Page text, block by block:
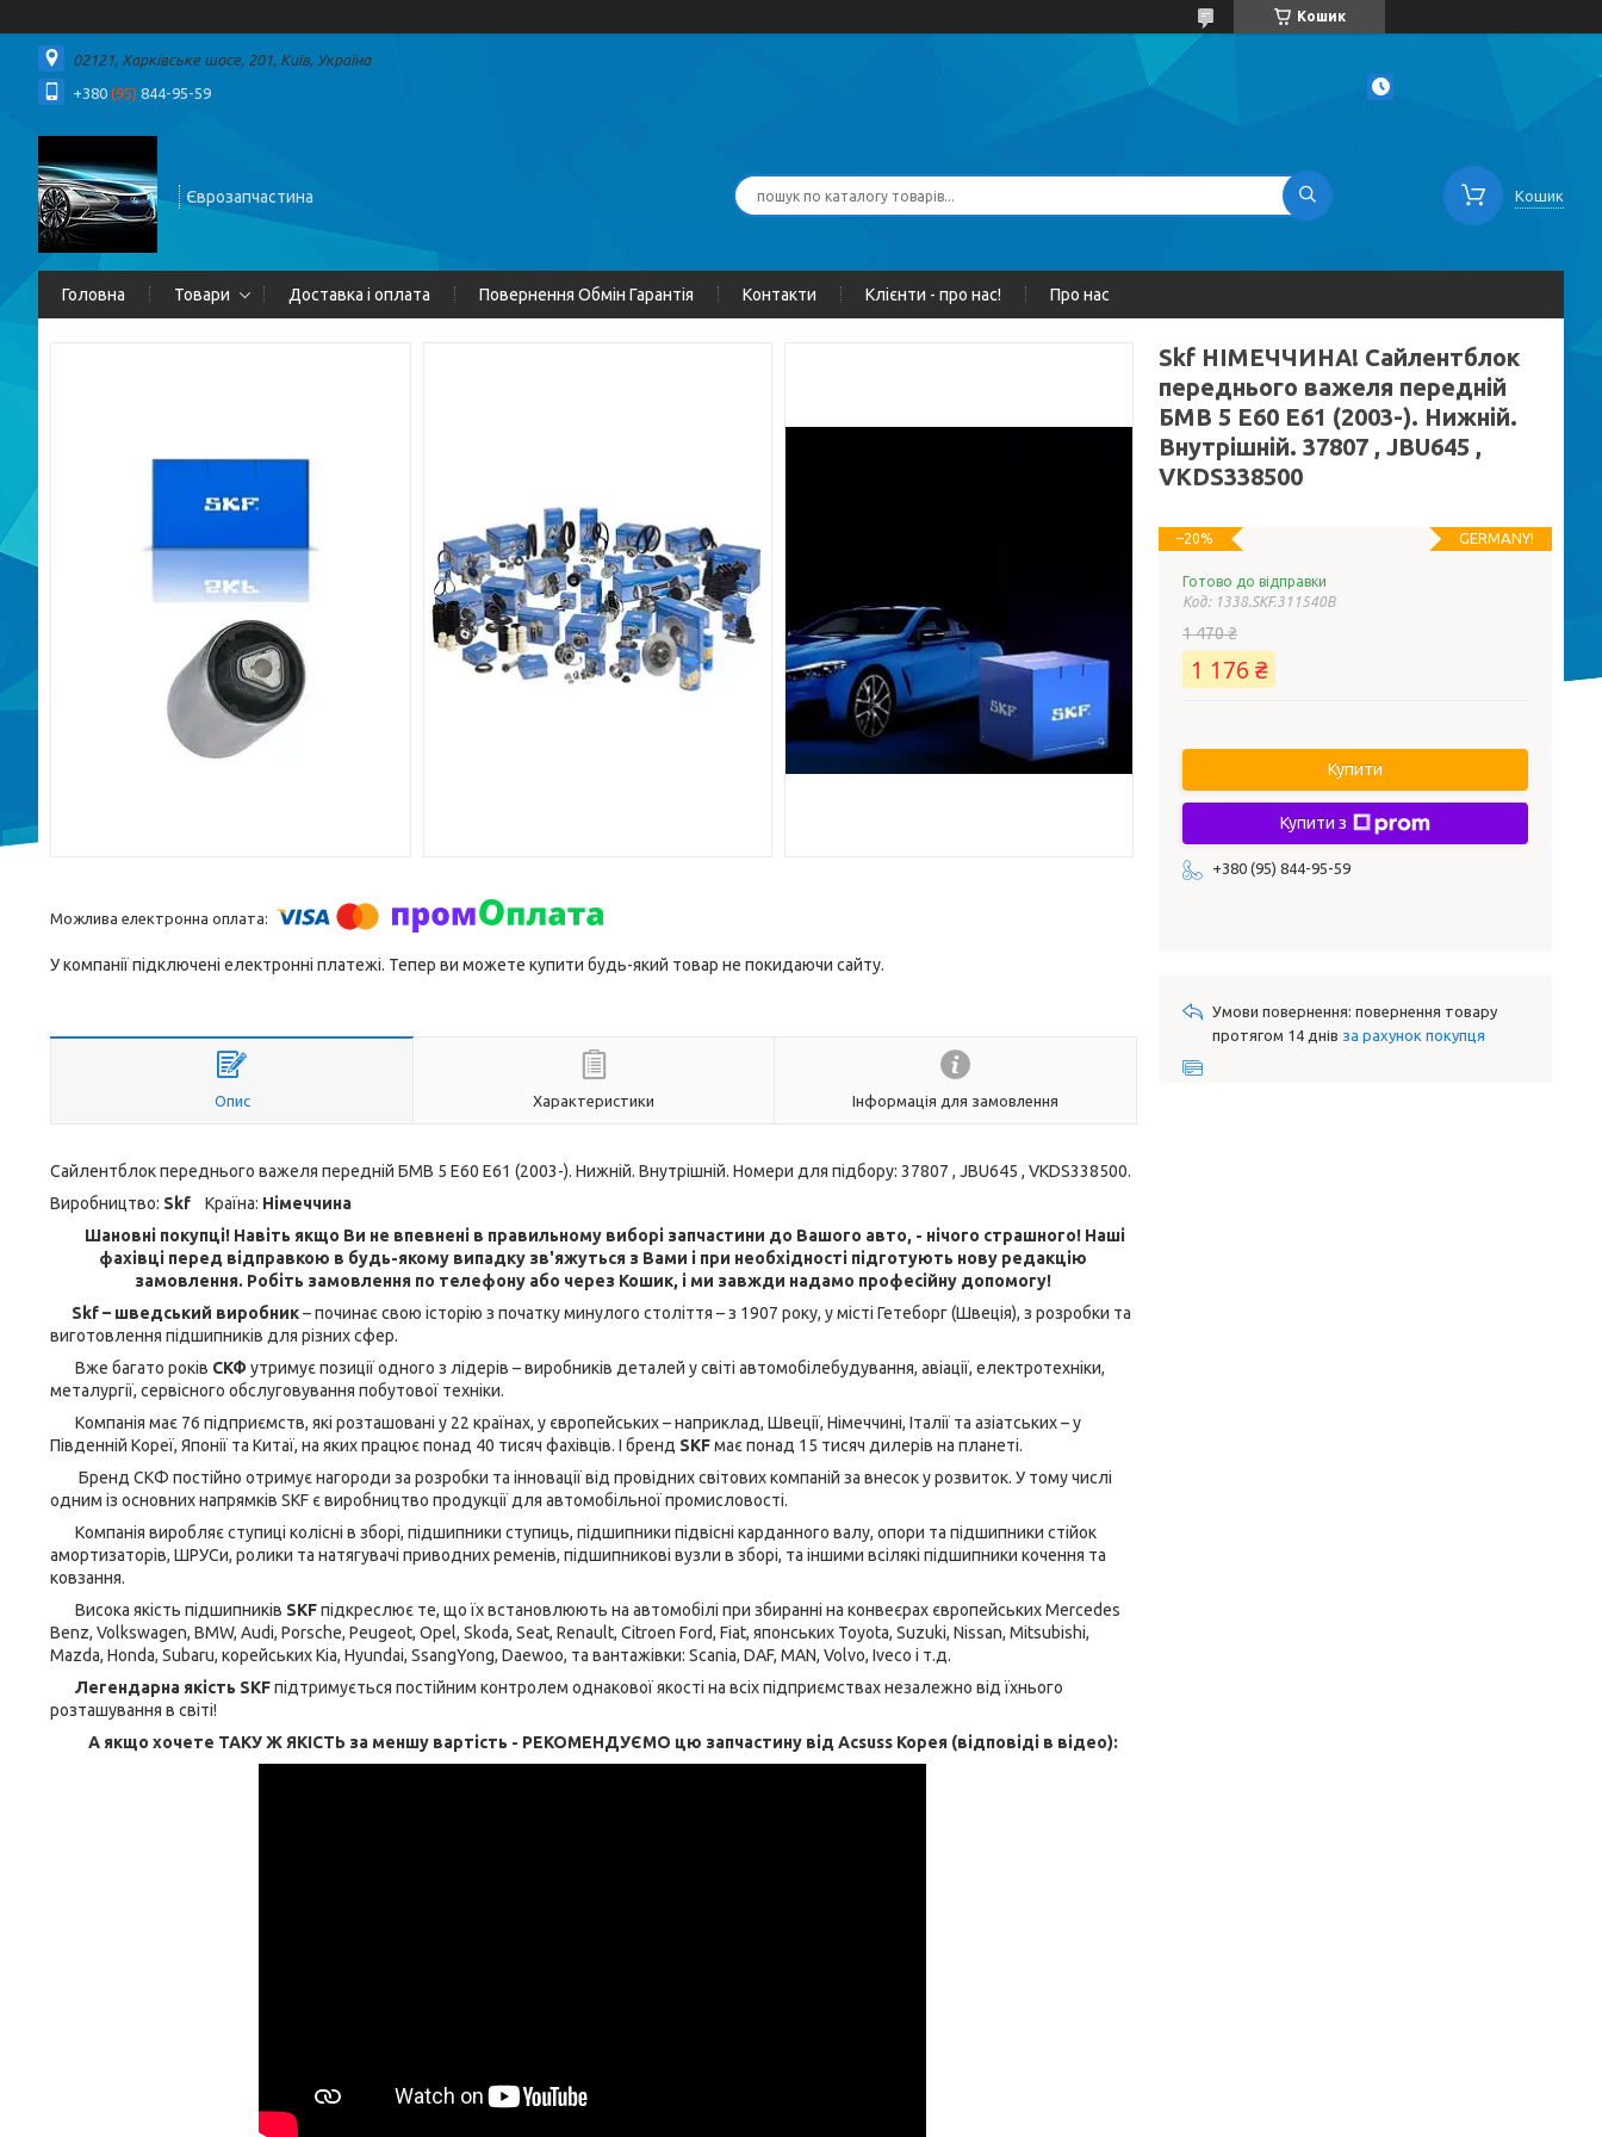
Кошик
02121, Харківське шосе, 201, Київ, Україна
+380 (95) 844-95-59
Єврозапчастина Кошик
Головна Товари Доставка і оплата Повернення Обмін Гарантія Контакти Клієнти - про нас! Про нас
У компанії підключені електронні платежі. Тепер ви можете купити будь-який товар не покидаючи сайту.
Опис Характеристики Інформація для замовлення
Сайлентблок переднього важеля передній БМВ 5 Е60 Е61 (2003-). Нижній. Внутрішній. Номери для підбору: 37807 , JBU645 , VKDS338500.
Виробництво: Skf Країна: Німеччина
Шановні покупці! Навіть якщо Ви не впевнені в правильному виборі запчастини до Вашого авто, - нічого страшного! Наші
фахівці перед відправкою в будь-якому випадку зв'яжуться з Вами і при необхідності підготують нову редакцію
замовлення. Робіть замовлення по телефону або через Кошик, і ми завжди надамо професійну допомогу!
Skf – шведський виробник– починає свою історію з початку минулого століття – з 1907 року, у місті Гетеборг (Швеція), з розробки та
виготовлення підшипників для різних сфер.
Вже багато років СКФ утримує позиції одного з лідерів – виробників деталей у світі автомобілебудування, авіації, електротехніки,
металургії, сервісного обслуговування побутової техніки.
Компанія має 76 підприємств, які розташовані у 22 країнах, у європейських – наприклад, Швеції, Німеччині, Італії та азіатських – у
Південній Кореї, Японії та Китаї, на яких працює понад 40 тисяч фахівців. І бренд SKFмає понад 15 тисяч дилерів на планеті.
Бренд СКФ постійно отримує нагороди за розробки та інновації від провідних світових компаній за внесок у розвиток. У тому числі
одним із основних напрямків SKF є виробництво продукції для автомобільної промисловості.
Компанія виробляє ступиці колісні в зборі, підшипники ступиць, підшипники підвісні карданного валу, опори та підшипники стійок
амортизаторів, ШРУСи, ролики та натягувачі приводних ременів, підшипникові вузли в зборі, та іншими всілякі підшипники кочення та
ковзання.
Висока якість підшипників SKFпідкреслює те, що їх встановлюють на автомобілі при збиранні на конвеєрах європейських Mercedes
Benz, Volkswagen, BMW, Audi, Porsche, Peugeot, Opel, Skoda, Seat, Renault, Citroen Ford, Fiat, японських Toyota, Suzuki, Nissan, Mitsubishi,
Mazda, Honda, Subaru, корейських Kia, Hyundai, SsangYong, Daewoo, та вантажівки: Scania, DAF, MAN, Volvo, Iveco і т.д.
Легендарна якість SKFпідтримується постійним контролем однакової якості на всіх підприємствах незалежно від їхнього
розташування в світі!
А якщо хочете ТАКУ Ж ЯКІСТЬ за меншу вартість - РЕКОМЕНДУЄМО цю запчастину від Acsuss Корея (відповіді в відео):
Skf НІМЕЧЧИНА! Сайлентблок
переднього важеля передній
БМВ 5 Е60 Е61 (2003-). Нижній.
Внутрішній. 37807 , JBU645 ,
VKDS338500
GERMANY!
–20%
Готово до відправки
Код: 1338.SKF.311540B
1 470 ₴
1 176 ₴
Купити
Купити з
+380 (95) 844-95-59
повернення товару
протягом 14 днів за рахунок покупця